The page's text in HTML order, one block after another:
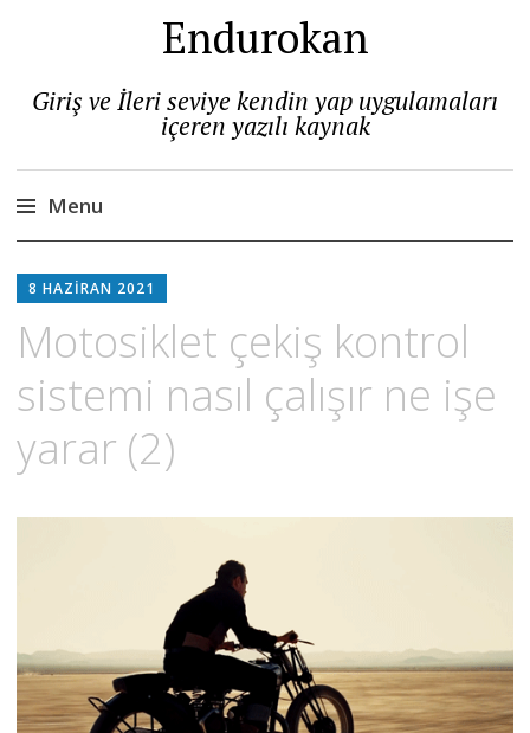
Endurokan
Giriş ve İleri seviye kendin yap uygulamaları
içeren yazılı kaynak
Menu
to
8 HAZIRAN 2021
Motosiklet çekiş kontrol
sistemi nasıl çalışır ne işe
yarar (2)